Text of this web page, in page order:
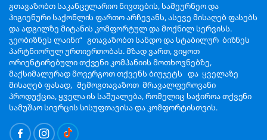
გთავაზობთ საკანცელარიო ნივთების, სამეურნეო და
ჰიგიენური საქონლის ფართო არჩევანს, ასევე მისაღებ ფასებს
და ადგილზე მიტანის კომფორტულ და მოქნილ სერვისს.
ჯეობიზნეს ლაინი“ გთავაზობთ სანდო და სტაბილურ ბიზნეს
პარტნიორულ ურთიერთობას. მზად ვართ, ვიყოთ
ორიენტირებული თქვენი კომპანიის მოთხოვნებზე,
მაქსიმალურად მოვერგოთ თქვენს ბიუჯეტს და ყველაზე
მისაღებ ფასად, შემოგთავაზოთ მრავალფეროვანი
პროდუქცია, ყველა ის საშუალება, რომელიც საჭიროა თქვენი
სამუშაო სივრცის სისუფთავისა და კომფორტისთვის.